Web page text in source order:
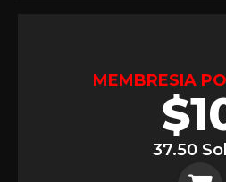
MEMBRESIA
$
37.50